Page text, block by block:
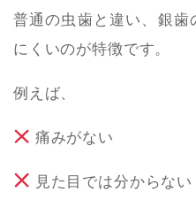
普通の虫歯と違い、銀歯
にくいのが特徴です。
例えば、
痛みがない
見た目では分からない